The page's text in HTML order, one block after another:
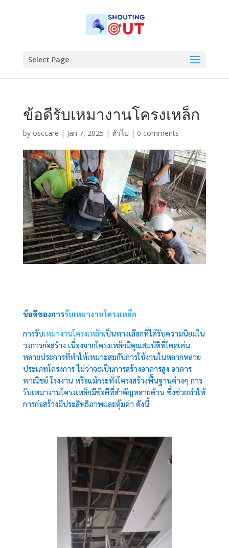
Select Page
ข้อดีรับเหมางานโครงเหล็ก
by osccare | Jan 7, 2025 | ทั่วไป | 0 comments
ข้อดีของการรับเหมางานโครงเหล็ก
การรับเหมางานโครงเหล็กเป็นทางเลือกที่ได้รับความนิยมใน
วงการก่อสร้าง เนื่องจากโครงเหล็กมีคุณสมบัติที่โดดเด่น
หลายประการที่ทำให้เหมาะสมกับการใช้งานในหลากหลาย
ประเภทโครงการ ไม่ว่าจะเป็นการสร้างอาคารสูง อาคาร
พาณิชย์ โรงงาน หรือแม้กระทั่งโครงสร้างพื้นฐานต่างๆ การ
รับเหมางานโครงเหล็กมีข้อดีที่สำคัญหลายด้าน ซึ่งช่วยทำให้
การก่อสร้างมีประสิทธิภาพและคุ้มค่า ดังนี้